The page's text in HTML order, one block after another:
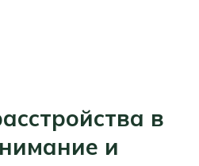
в
и